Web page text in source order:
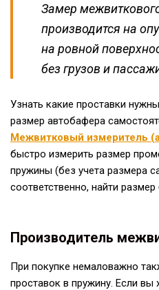
Замер
производится на
на ровной
без грузов и
Узнать какие проставки
размер автобафера
Межвитковый измеритель
быстро измерить размер
пружины (без учета размера
соответственно, найти
Производитель
При покупке немаловажно
проставок в пружину. Если вы